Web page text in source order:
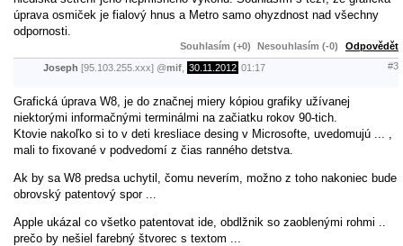
úprava osmiček je fialový hnus a Metro samo ohyzdnost nad všechny
odpornosti.
Souhlasím (+0) Nesouhlasím (-0) Odpovědět
Joseph [95.103.255.xxx] @mif 30.11.2012 01:17 #3
Grafická úprava W8, je do značnej miery kópiou grafiky užívanej
niektorými informačnými terminálmi na začiatku rokov 90-tich.
Ktovie nakoľko si to v deti kresliace desing v Microsofte, uvedomujú ... ,
mali to fixované v podvedomí z čias ranného detstva.
Ak by sa W8 predsa uchytil, čomu neverím, možno z toho nakoniec bude
obrovský patentový spor ...
Apple ukázal co všetko patentovat ide, obdlžnik so zaoblenými rohmi ..
prečo by nešiel farebný štvorec s textom ...